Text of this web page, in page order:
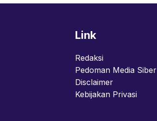
Link
Redaksi
Pedoman Media Siber
Disclaimer
Kebijakan Privasi